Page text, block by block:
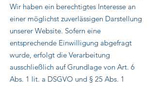
Wir haben ein berechtigtes Interesse an
einer möglichst zuverlässigen Darstellung
unserer Website. Sofern eine
entsprechende Einwilligung abgefragt
wurde, erfolgt die Verarbeitung
ausschließlich auf Grundlage von Art. 6
Abs. 1 lit. a DSGVO und § 25 Abs. 1